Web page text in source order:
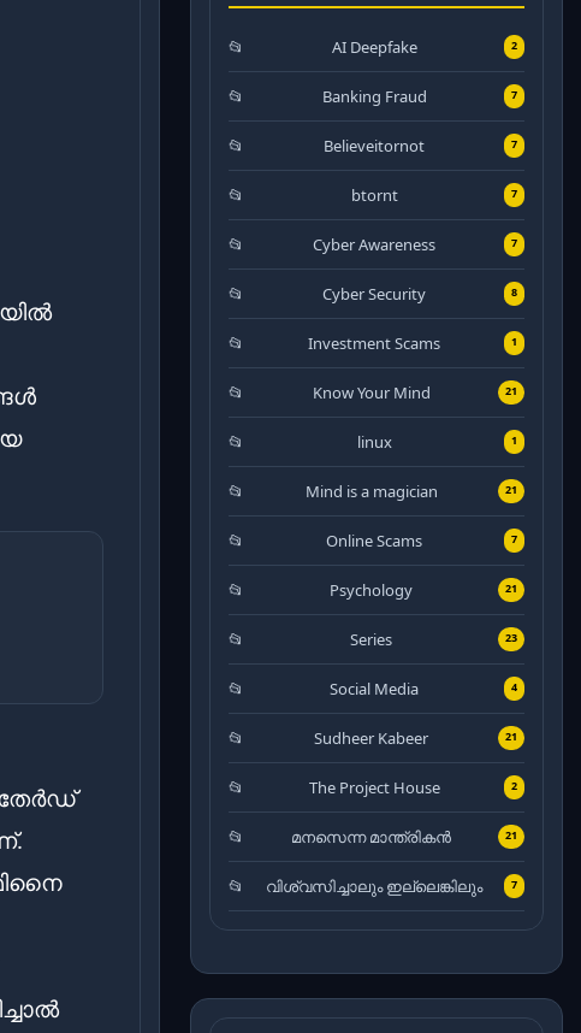
AI Deepfake 2
Banking Fraud 7
Believeitornot 7
btornt 7
Cyber Awareness 7
Cyber Security 8
Investment Scams 1
Know Your Mind 21
linux 1
Mind is a magician 21
Online Scams 7
Psychology 21
Series 23
Social Media 4
Sudheer Kabeer 21
The Project House 2
മനസെന്ന മാന്ത്രികൻ 21
വിശ്വസിച്ചാലും ഇല്ലെങ്കിലും 7